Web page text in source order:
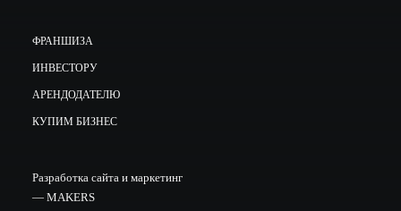
ФРАНШИЗА
ИНВЕСТОРУ
АРЕНДОДАТЕЛЮ
КУПИМ БИЗНЕС
Разработка сайта и маркетинг
— MAKERS